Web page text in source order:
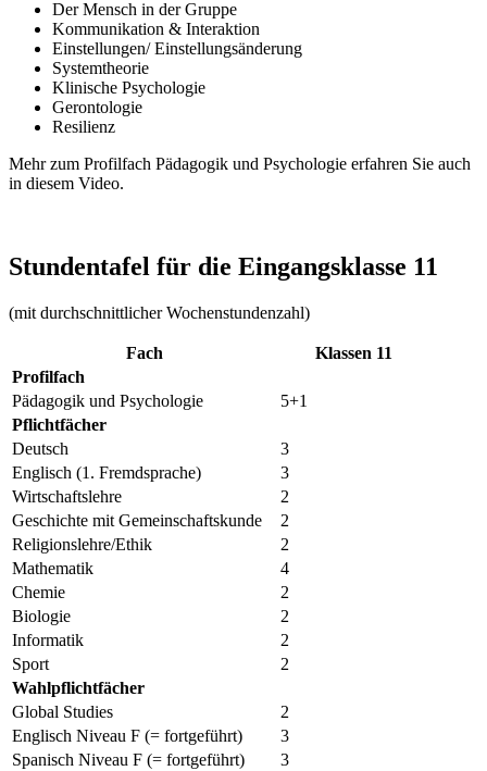
Der Mensch in der Gruppe
Kommunikation & Interaktion
Einstellungen/ Einstellungsänderung
Systemtheorie
Klinische Psychologie
Gerontologie
Resilienz
Mehr zum Profilfach Pädagogik und Psychologie erfahren Sie auch
in diesem Video.
Stundentafel für die Eingangsklasse 11
(mit durchschnittlicher Wochenstundenzahl)
Fach
Klassen 11
Profilfach
Pädagogik und Psychologie
5+1
Pflichtfächer
Deutsch
3
Englisch (1. Fremdsprache)
3
Wirtschaftslehre
2
Geschichte mit Gemeinschaftskunde
2
Religionslehre/Ethik
2
Mathematik
4
Chemie
2
Biologie
2
Informatik
2
Sport
2
Wahlpflichtfächer
Global Studies
2
Englisch Niveau F (= fortgeführt)
3
Spanisch Niveau F (= fortgeführt)
3